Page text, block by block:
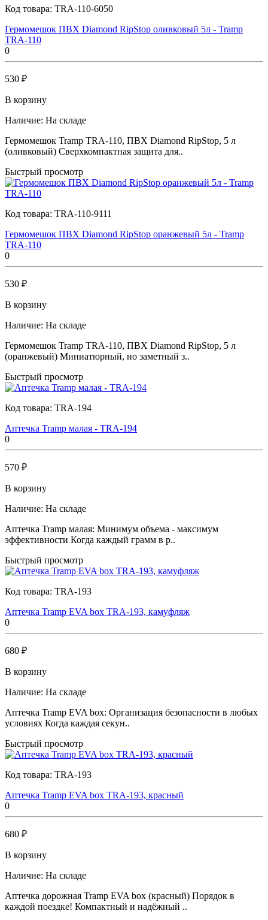
Код товара: TRA-110-6050
Гермомешок ПВХ Diamond RipStop оливковый 5л - Tramp
TRA-110
0
530 ₽
В корзину
Наличие: На складе
Гермомешок Tramp TRA-110, ПВХ Diamond RipStop, 5 л
(оливковый) Сверхкомпактная защита для..
Быстрый просмотр
Код товара: TRA-110-9111
Гермомешок ПВХ Diamond RipStop оранжевый 5л - Tramp
TRA-110
0
530 ₽
В корзину
Наличие: На складе
Гермомешок Tramp TRA-110, ПВХ Diamond RipStop, 5 л
(оранжевый) Миниатюрный, но заметный з..
Быстрый просмотр
Код товара: TRA-194
Аптечка Tramp малая - TRA-194
0
570 ₽
В корзину
Наличие: На складе
Аптечка Tramp малая: Минимум объема - максимум
эффективности Когда каждый грамм в р..
Быстрый просмотр
Код товара: TRA-193
Аптечка Tramp EVA box TRA-193, камуфляж
0
680 ₽
В корзину
Наличие: На складе
Аптечка Tramp EVA box: Организация безопасности в любых
условиях Когда каждая секун..
Быстрый просмотр
Код товара: TRA-193
Аптечка Tramp EVA box TRA-193, красный
0
680 ₽
В корзину
Наличие: На складе
Аптечка дорожная Tramp EVA box (красный) Порядок в
каждой поездке! Компактный и надёжный ..